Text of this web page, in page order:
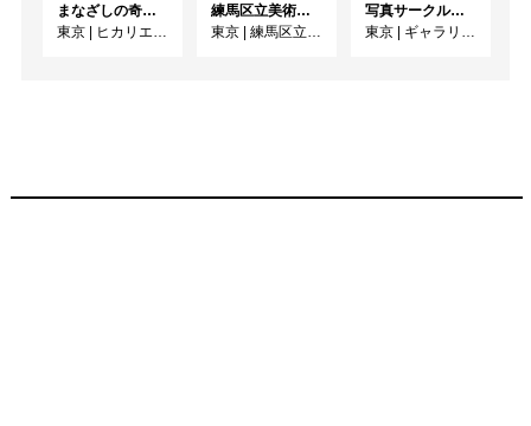
まなざしの奇跡 日本女性写真家の冒険
東京 | ヒカリエホール
練馬区立美術館コレクション 若林奮－Run and Rest－｜寺田真由美－不在の存在－
東京 | 練馬区立美術館
写真サークル「Jebbits」第4回作品展「視線、その先に...」
東京 | ギャラリー大和田